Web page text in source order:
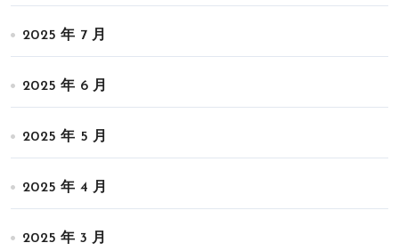
2025 年 7 月
2025 年 6 月
2025 年 5 月
2025 年 4 月
2025 年 3 月